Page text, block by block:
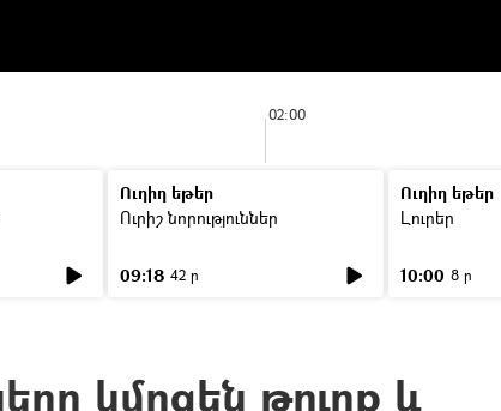
02:00
Ուղիղ եթեր
Ուրիշ նորություններ
09:18 42 ր
Ուղիղ եթեր
Լուրեր
10:00 8 ր
կմրցեն թուրք և